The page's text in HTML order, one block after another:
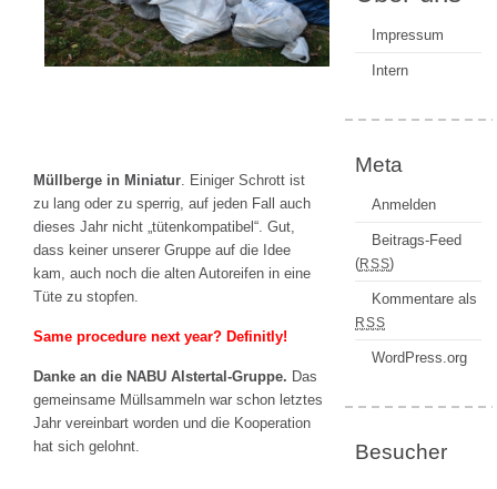
Müllberge in Miniatur . Einiger Schrott ist
zu lang oder zu sperrig, auf jeden Fall auch
dieses Jahr nicht „tütenkompatibel“. Gut,
dass keiner unserer Gruppe auf die Idee
kam, auch noch die alten Autoreifen in eine
Tüte zu stopfen.
Same procedure next year? Definitly!
Danke an die NABU Alstertal-Gruppe. Das
gemeinsame Müllsammeln war schon letztes
Jahr vereinbart worden und die Kooperation
hat sich gelohnt.
Impressum
Intern
Meta
Anmelden
Beitrags-Feed
(RSS)
Kommentare als
RSS
WordPress.org
Besucher